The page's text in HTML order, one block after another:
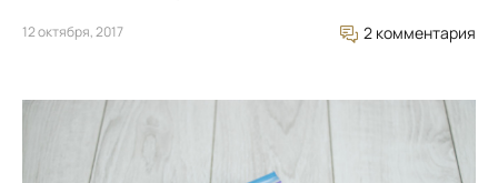
12 октября, 2017 2 комментария